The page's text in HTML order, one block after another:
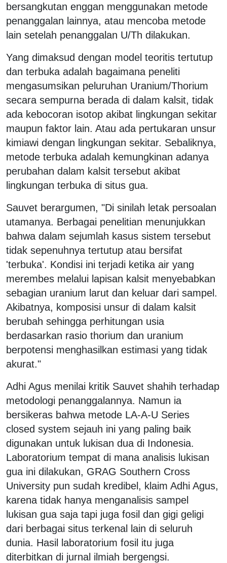
bersangkutan enggan menggunakan metode
penanggalan lainnya, atau mencoba metode
lain setelah penanggalan U/Th dilakukan.
Yang dimaksud dengan model teoritis tertutup
dan terbuka adalah bagaimana peneliti
mengasumsikan peluruhan Uranium/Thorium
secara sempurna berada di dalam kalsit, tidak
ada kebocoran isotop akibat lingkungan sekitar
maupun faktor lain. Atau ada pertukaran unsur
kimiawi dengan lingkungan sekitar. Sebaliknya,
metode terbuka adalah kemungkinan adanya
perubahan dalam kalsit tersebut akibat
lingkungan terbuka di situs gua.
Sauvet berargumen, "Di sinilah letak persoalan
utamanya. Berbagai penelitian menunjukkan
bahwa dalam sejumlah kasus sistem tersebut
tidak sepenuhnya tertutup atau bersifat
'terbuka'. Kondisi ini terjadi ketika air yang
merembes melalui lapisan kalsit menyebabkan
sebagian uranium larut dan keluar dari sampel.
Akibatnya, komposisi unsur di dalam kalsit
berubah sehingga perhitungan usia
berdasarkan rasio thorium dan uranium
berpotensi menghasilkan estimasi yang tidak
akurat."
Adhi Agus menilai kritik Sauvet shahih terhadap
metodologi penanggalannya. Namun ia
bersikeras bahwa metode LA-A-U Series
closed system sejauh ini yang paling baik
digunakan untuk lukisan dua di Indonesia.
Laboratorium tempat di mana analisis lukisan
gua ini dilakukan, GRAG Southern Cross
University pun sudah kredibel, klaim Adhi Agus,
karena tidak hanya menganalisis sampel
lukisan gua saja tapi juga fosil dan gigi geligi
dari berbagai situs terkenal lain di seluruh
dunia. Hasil laboratorium fosil itu juga
diterbitkan di jurnal ilmiah bergengsi.